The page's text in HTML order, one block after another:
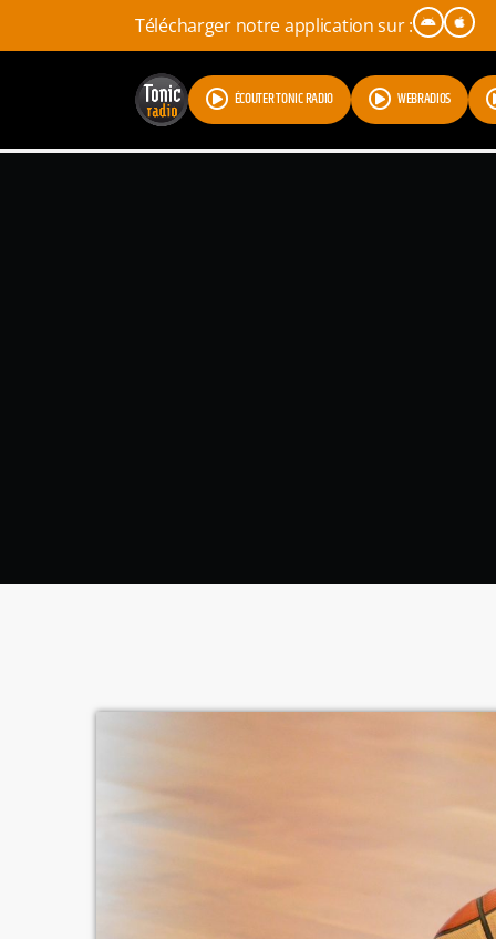
Télécharger notre application sur :
ÉCOUTER TONIC RADIO WEBRADIOS